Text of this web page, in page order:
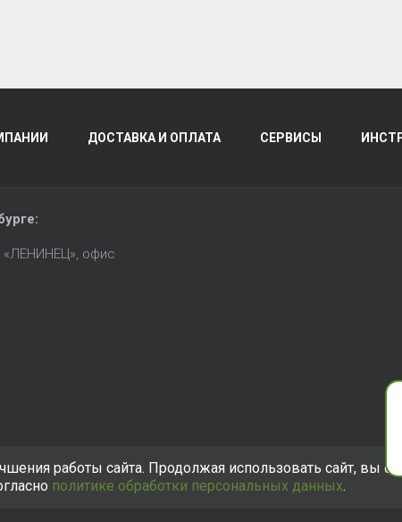
ДОСТАВКА И ОПЛАТА СЕРВИСЫ
:
«ЛЕНИНЕЦ», офис
работы сайта. Продолжая использовать сайт, вы
политике обработки персональных данных.